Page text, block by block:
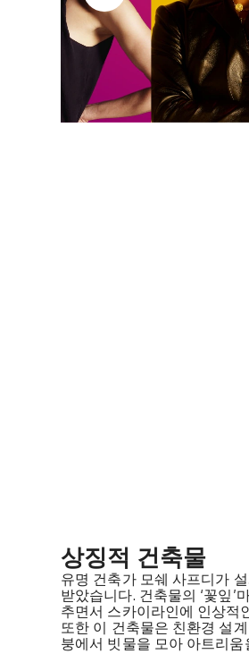
상징적 건축물
유명 건축가 모쉐 사프디가
받았습니다. 건축물의 ‘꽃잎
추면서 스카이라인에 인상적
또한 이 건축물은 친환경 설
붕에서 빗물을 모아 아트리